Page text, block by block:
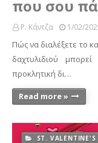
που σου
Ρ. Κάντζα 1/02/
Πώς να διαλέξετε το
δαχτυλιδιού
προκλητική δι…
Read more »
ST. VALENTINE'S